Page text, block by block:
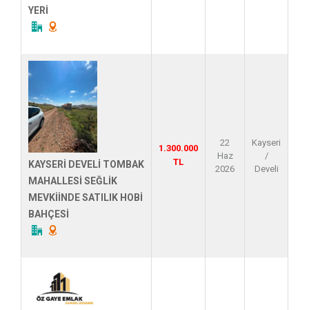
YERİ
KAYSERİ DEVELİ TOMBAK
MAHALLESİ SEĞLİK
MEVKİİNDE SATILIK HOBİ
BAHÇESİ
1.300.000
TL
22
Haz
2026
Kayseri
/
Develi